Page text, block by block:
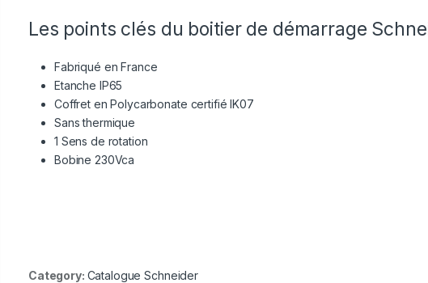
Les points clés du boitier de démarrage
Fabriqué en France
Etanche IP65
Coffret en Polycarbonate certifié IK07
Sans thermique
1 Sens de rotation
Bobine 230Vca
Category: Catalogue Schneider